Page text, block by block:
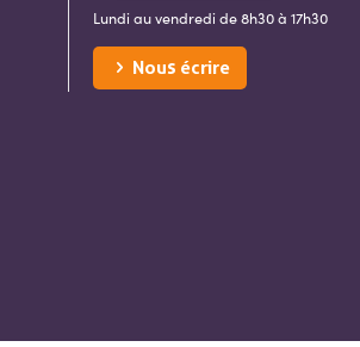
Lundi au vendredi de 8h30 à 17h30
Nous écrire